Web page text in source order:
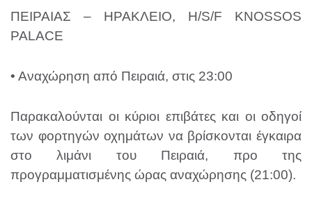
ΠΕΙΡΑΙΑΣ – ΗΡΑΚΛΕΙΟ, H/S/F KNOSSOS
PALACE
• Αναχώρηση από Πειραιά, στις 23:00
Παρακαλούνται οι κύριοι επιβάτες και οι οδηγοί
των φορτηγών οχημάτων να βρίσκονται έγκαιρα
στο λιμάνι του Πειραιά, προ της
προγραμματισμένης ώρας αναχώρησης (21:00).